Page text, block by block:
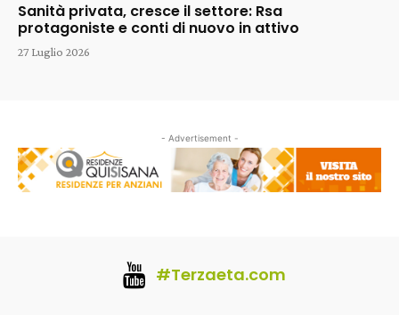
Sanità privata, cresce il settore: Rsa
protagoniste e conti di nuovo in attivo
27 Luglio 2026
- Advertisement -
#Terzaeta.com